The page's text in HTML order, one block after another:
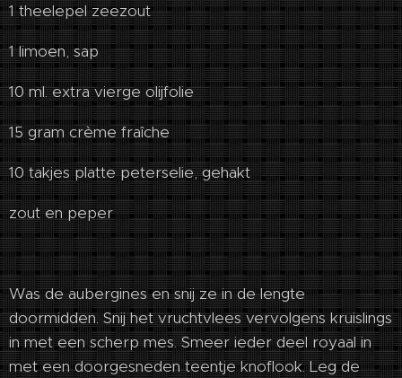
1 theelepel zeezout
1 limoen, sap
10 ml. extra vierge olijfolie
15 gram crème fraîche
10 takjes platte peterselie, gehakt
zout en peper
Was de aubergines en snij ze in de lengte
doormidden. Snij het vruchtvlees vervolgens kruislings
in met een scherp mes. Smeer ieder deel royaal in
met een doorgesneden teentje knoflook. Leg de